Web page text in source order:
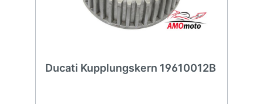
Ducati Kupplungskern 19610012B